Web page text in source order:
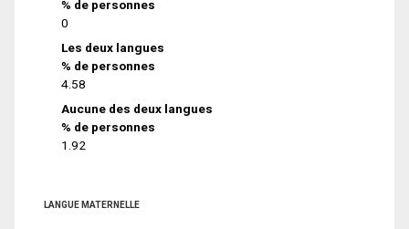
% de personnes
0
Les deux langues
% de personnes
4.58
Aucune des deux langues
% de personnes
1.92
LANGUE MATERNELLE